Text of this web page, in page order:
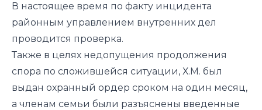
В настоящее время по факту инцидента
районным управлением внутренних дел
проводится проверка.
Также в целях недопущения продолжения
спора по сложившейся ситуации, Х.М. был
выдан охранный ордер сроком на один месяц,
а членам семьи были разъяснены введенные